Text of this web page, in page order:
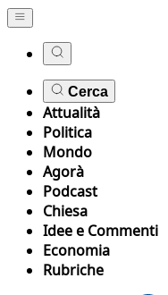
Cerca
Attualità
Politica
Mondo
Agorà
Podcast
Chiesa
Idee e Commenti
Economia
Rubriche